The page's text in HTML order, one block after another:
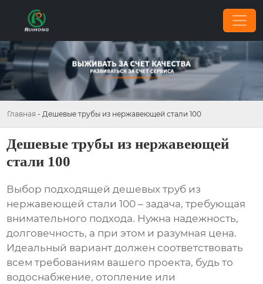
Главная - Дешевые трубы из нержавеющей стали 100
Дешевые трубы из нержавеющей
стали 100
Выбор подходящейдешевых труб из
нержавеющей стали 100 – задача, требующая
внимательного подхода. Нужна надежность,
долговечность, а при этом и разумная цена.
Идеальный вариант должен соответствовать
всем требованиям вашего проекта, будь то
водоснабжение, отопление или